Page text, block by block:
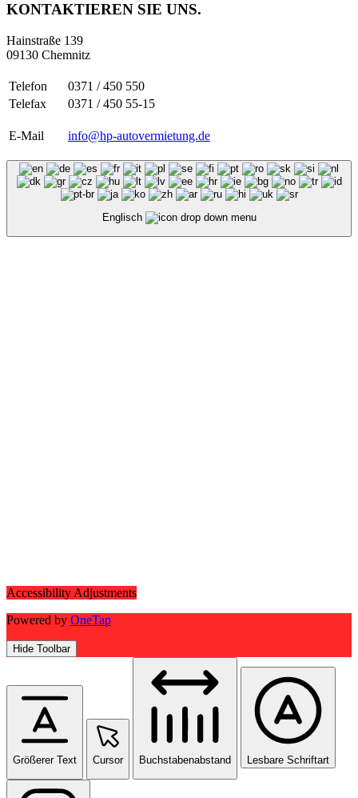
KONTAKTIEREN SIE UNS.
Hainstraße 139
09130 Chemnitz
Telefon
0371 / 450 550
Telefax
0371 / 450 55-15
E-Mail info@hp-autovermietung.de
Englisch
Accessibility Adjustments
Powered by OneTap
Hide Toolbar
Größerer Text Cursor Buchstabenabstand Lesbare Schriftart